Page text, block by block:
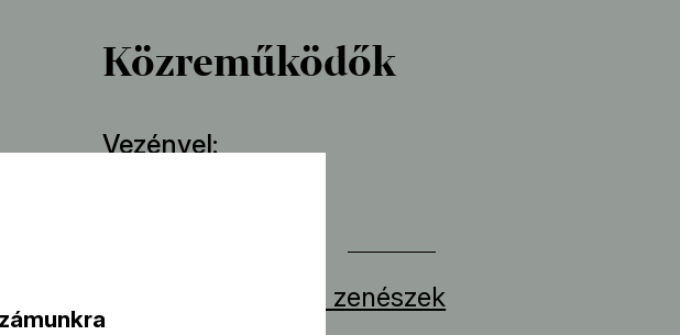
Közreműködők
Vezényel
A koncerten játszó zenészek